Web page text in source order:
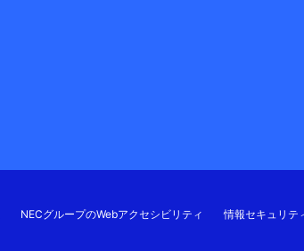
NECグループのWebアクセシビリティ 情報セキュリテ